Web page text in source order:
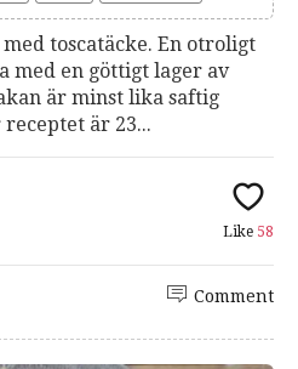
toscatäcke. En otroligt
med en göttigt lager av
är minst lika saftig
är 23...
Like 58
Comment